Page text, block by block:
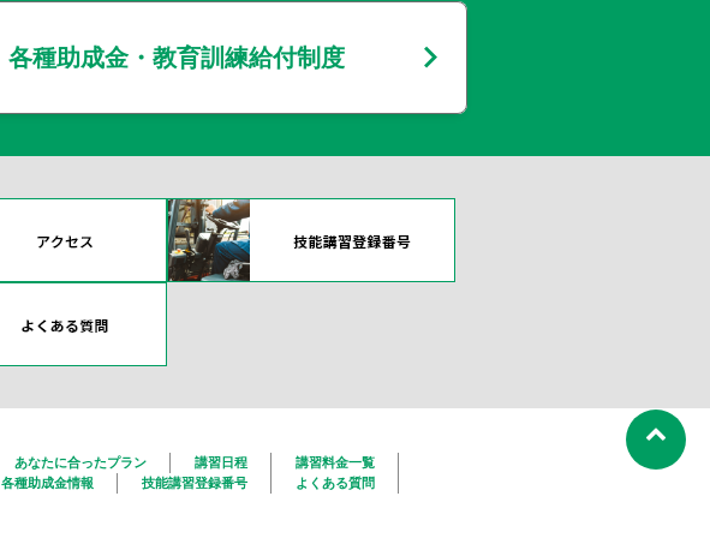
各種助成金・教育訓練給付制度
あなたに合ったプラン 講習日程
講習料金一覧
各種助成金情報 技能講習登録番号 よくある質問